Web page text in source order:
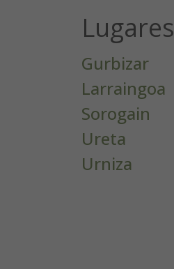
Lugares
Gurbizar
Larraingoa
Sorogain
Ureta
Urniza